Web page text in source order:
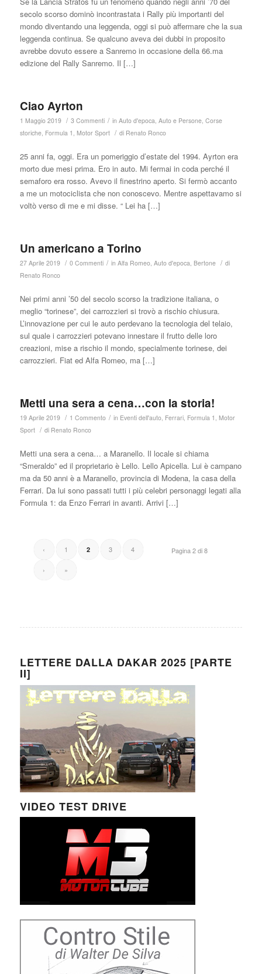
secolo scorso dominò incontrastata i Rally più importanti del
mondo diventando una leggenda, oggi si può affermare che la sua
leggenda continua. Se qualcuno aveva dei dubbi in proposito
avrebbe dovuto essere a Sanremo in occasione della 66.ma
edizione del Rally Sanremo. Il […]
Ciao Ayrton
1 Maggio 2019 / 3 Commenti / in Auto d'epoca, Auto e Persone, Corse
storiche, Formula 1 , Motor Sport / di Renato Ronco
25 anni fa, oggi. Era un pomeriggio d’estate del 1994. Ayrton era
morto due mesi prima. Ero in auto. Mi fermai in coda perché il
semaforo era rosso. Avevo il finestrino aperto. Si fermò accanto
a me un motociclista che non conoscevo. Mentre aspettavamo si
voltò verso di me e mi disse. “ Lei ha […]
Un americano a Torino
27 Aprile 2019 / 0 Commenti / in Alfa Romeo, Auto d'epoca, Bertone / di
Renato Ronco
Nei primi anni ’50 del secolo scorso la tradizione italiana, o
meglio “torinese”, dei carrozzieri si trovò a rischio chiusura.
L’innovazione per cui le auto perdevano la tecnologia del telaio,
sul quale i carrozzieri potevano innestare il frutto delle loro
creazioni, mise a rischio il mondo, specialmente torinese, dei
carrozzieri. Fiat ed Alfa Romeo, ma […]
Metti una sera a cena…con la storia!
19 Aprile 2019 / 1 Commento / in Eventi dell'auto, Ferrari, Formula 1 , Motor
Sport / di Renato Ronco
Metti una sera a cena… a Maranello. Il locale si chiama
“Smeraldo” ed il proprietario è Lello. Lello Apicella. Lui è campano
ma da 50 anni è a Maranello, provincia di Modena, la casa della
Ferrari. Da lui sono passati tutti i più celebri personaggi legati alla
Formula 1: da Enzo Ferrari in avanti. Arrivi […]
Pagina 2 di 8
‹ 1 2 3 4
› »
LETTERE DALLA DAKAR 2025 [PARTE
II]
VIDEO TEST DRIVE